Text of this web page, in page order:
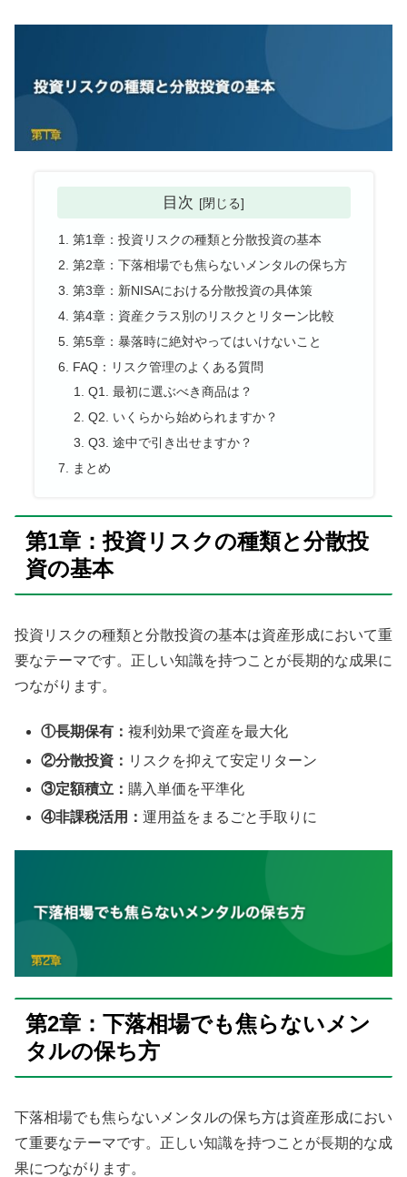
目次
第1章：投資リスクの種類と分散投資の基本
第2章：下落相場でも焦らないメンタルの保ち方
第3章：新NISAにおける分散投資の具体策
第4章：資産クラス別のリスクとリターン比較
第5章：暴落時に絶対やってはいけないこと
FAQ：リスク管理のよくある質問
Q1. 最初に選ぶべき商品は？
Q2. いくらから始められますか？
Q3. 途中で引き出せますか？
まとめ
第1章：投資リスクの種類と分散投
資の基本
投資リスクの種類と分散投資の基本は資産形成において重
要なテーマです。正しい知識を持つことが長期的な成果に
つながります。
①長期保有：複利効果で資産を最大化
②分散投資： リスクを抑えて安定リターン
③定額積立： 購入単価を平準化
④非課税活用：運用益をまるごと手取りに
第2章：下落相場でも焦らないメン
タルの保ち方
下落相場でも焦らないメンタルの保ち方は資産形成におい
て重要なテーマです。正しい知識を持つことが長期的な成
果につながります。